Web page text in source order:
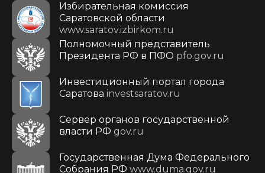
Избирательная комиссия
Саратовской области
www.saratov.izbirkom.ru
Полномочный представитель
Президента РФ в ПФО pfo.gov.ru
Инвестиционный портал города
Саратова investsaratov.ru
Сервер органов государственной
власти РФ gov.ru
Государственная Дума Федерального
Собрания РФ www.duma.gov.ru